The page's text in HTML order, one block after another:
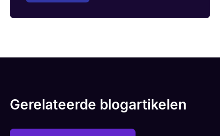
Gerelateerde blogartikelen